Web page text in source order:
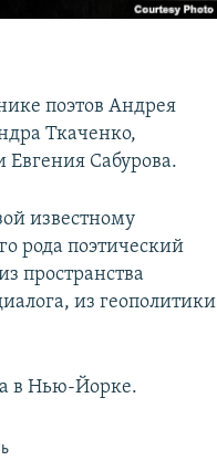
поэтов Андрея
Ткаченко,
Сабурова.
известному
рода поэтический
пространства
из геополитики
в Нью-Йорке.